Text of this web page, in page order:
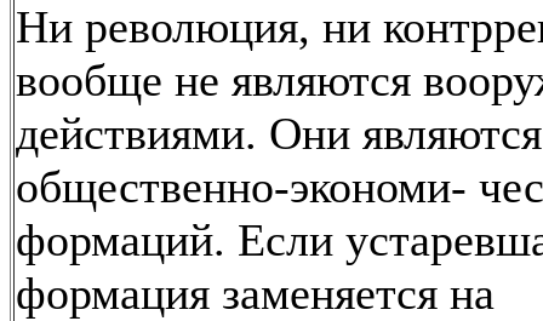
Ни революция, ни
вообще не являются
действиями. Они
общественно-экономи-
формаций. Если
формация заменяется на